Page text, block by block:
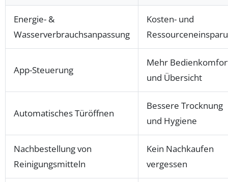
Energie- &
Wasserverbrauchsanpassung
Kosten- und
App-Steuerung
Mehr
und Übersicht
Automatisches Türöffnen
Bessere Trocknung
und Hygiene
Nachbestellung von
Reinigungsmitteln
Kein Nachkaufen
vergessen